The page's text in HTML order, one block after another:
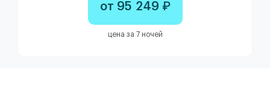
от 95 249 ₽
цена за 7 ночей